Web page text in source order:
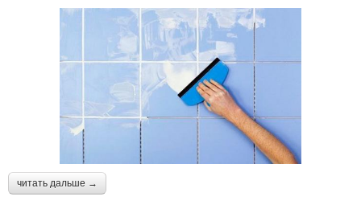
читать дальше →